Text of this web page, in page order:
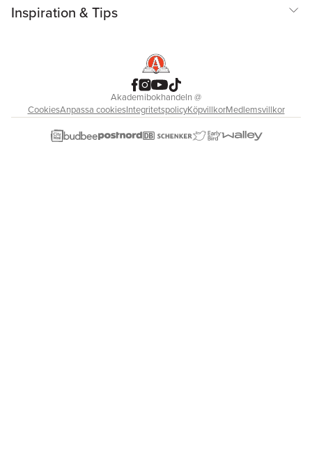
Inspiration & Tips
Akademibokhandeln@
CookiesAnpassa cookiesIntegritetspolicyKöpvillkorMedlemsvillkor